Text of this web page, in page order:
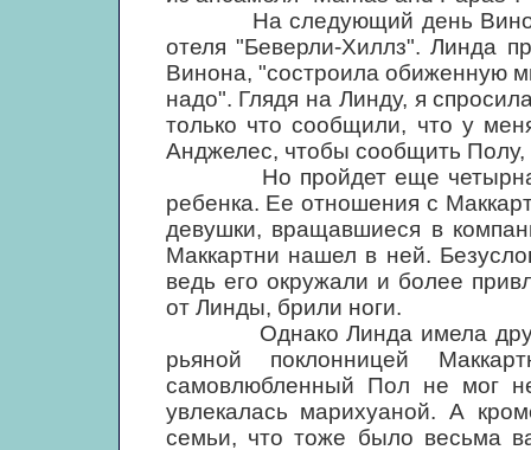
На следующий день Винона
отеля "Беверли-Хиллз". Линда
Винона, "состроила обиженную
надо". Глядя на Линду, я
только что сообщили, что у
Анджелес, чтобы сообщить
Но пройдет еще
ребенка. Ее отношения с
девушки, вращавшиеся в
Маккартни нашел в ней.
ведь его окружали и более
от Линды, брили ноги.
Однако Линда имела
рьяной поклонницей
самовлюбленный Пол не мог
увлекалась марихуаной. А
семьи, что тоже было весьма